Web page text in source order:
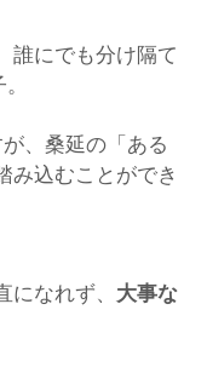
誰にでも分け隔て
、桑延の「ある
み込むことができ
なれず、 大事な